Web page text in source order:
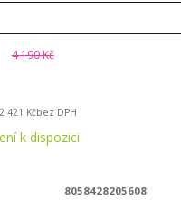
4 190 Kč
2 421 Kčbez DPH
k dispozici
8058428205608